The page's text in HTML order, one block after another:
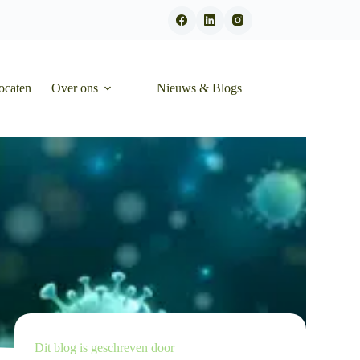
Over ons Nieuws & Blogs
Dit blog is geschreven door